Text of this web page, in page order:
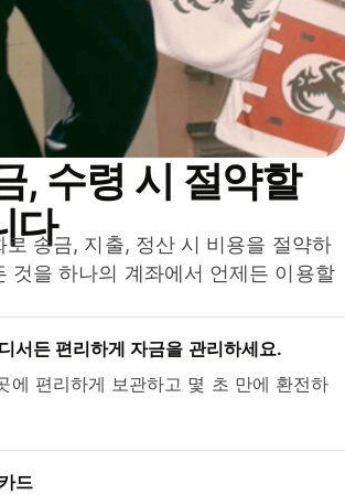
, 수령 시 절약할
다
송금, 지출, 정산 시 비용을 절약하
것을 하나의 계좌에서 언제든 이용할
서든 편리하게 자금을 관리하세요.
에 편리하게 보관하고 몇 초 만에 환전하
드